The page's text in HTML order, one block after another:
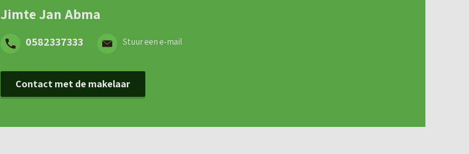
Jimte Jan Abma
0582337333 Stuur een e-mail
Contact met de makelaar